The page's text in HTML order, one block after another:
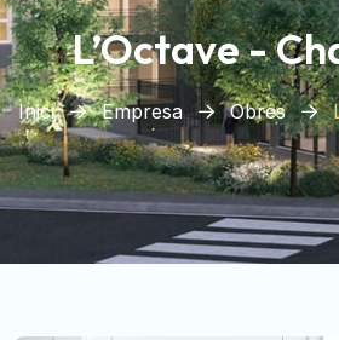
L’Octave -
Inici Empresa Obres